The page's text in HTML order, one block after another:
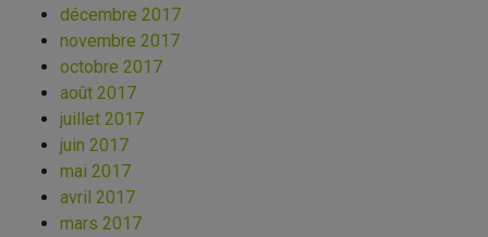
décembre 2017
novembre 2017
octobre 2017
août 2017
juillet 2017
juin 2017
mai 2017
avril 2017
mars 2017